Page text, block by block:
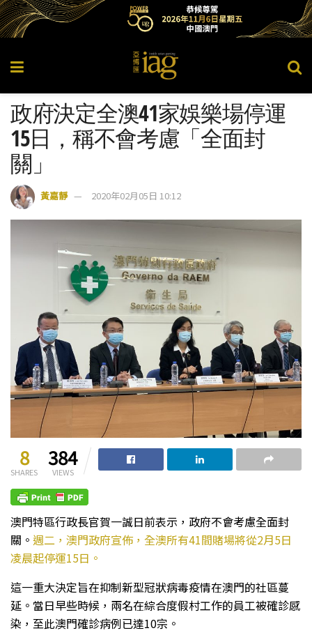
政府決定全澳41家娛樂場停運
15日，稱不會考慮「全面封
關」
黃嘉靜 2020年02月05日 10:12
8
SHARES
384
VIEWS
澳門特區行政長官賀一誠日前表示，政府不會考慮全面封
關。 週二，澳門政府宣佈，全澳所有41間賭場將從2月5日
凌晨起停運15日。
這一重大決定旨在抑制新型冠狀病毒疫情在澳門的社區蔓
延。當日早些時候，兩名在綜合度假村工作的員工被確診感
染，至此澳門確診病例已達10宗。